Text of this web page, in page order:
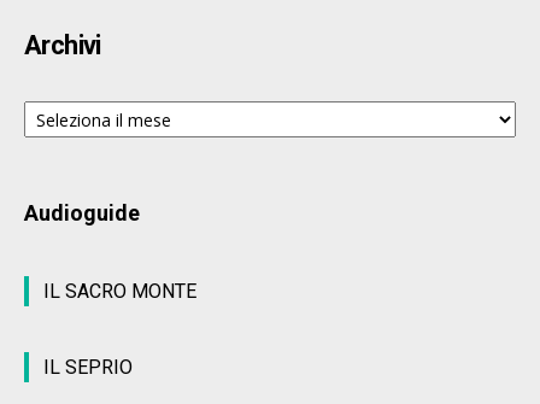
Archivi
Archivi
Audioguide
IL SACRO MONTE
IL SEPRIO